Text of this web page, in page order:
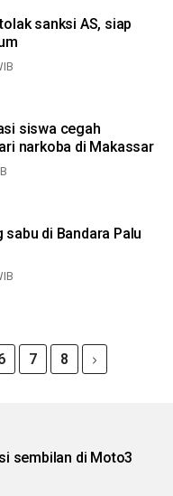
sanksi AS, siap
siswa cegah
narkoba di Makassar
sabu di Bandara Palu
7 8
sembilan di Moto3